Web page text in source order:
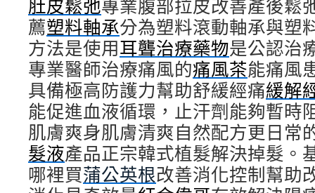
肚皮鬆弛專業腹部拉皮改善產後鬆
薦塑料軸承分為塑料滾動軸承與塑
方法是使用耳聾治療藥物是公認治
專業醫師治療痛風的痛風茶能痛風
具備極高防護力幫助舒緩經痛緩解
能促進血液循環，止汗劑能夠暫時
肌膚爽身肌膚清爽自然配方更日常
髮液產品正宗韓式植髮解決掉髮。
哪裡買蒲公英根改善消化控制幫助